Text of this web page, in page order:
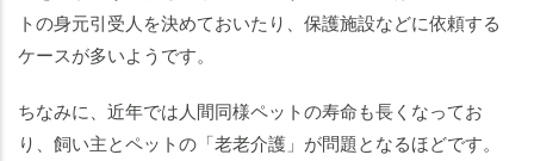
トの身元引受人を決めておいたり、保護施設などに依頼する
ケースが多いようです。
ちなみに、近年では人間同様ペットの寿命も長くなってお
り、飼い主とペットの「老老介護」が問題となるほどです。